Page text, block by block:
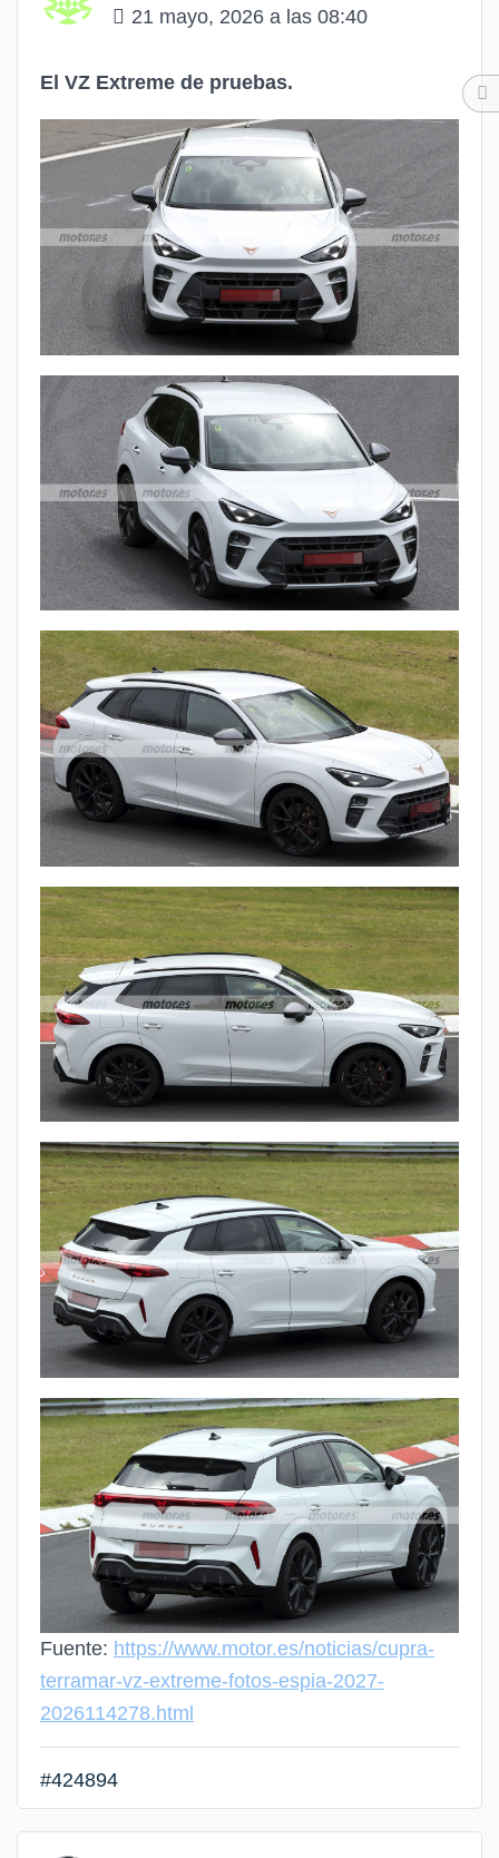
21 mayo, 2026 a las 08:40
El VZ Extreme de pruebas.
Fuente: https://www.motor.es/noticias/cupra-
terramar-vz-extreme-fotos-espia-2027-
2026114278.html
#424894